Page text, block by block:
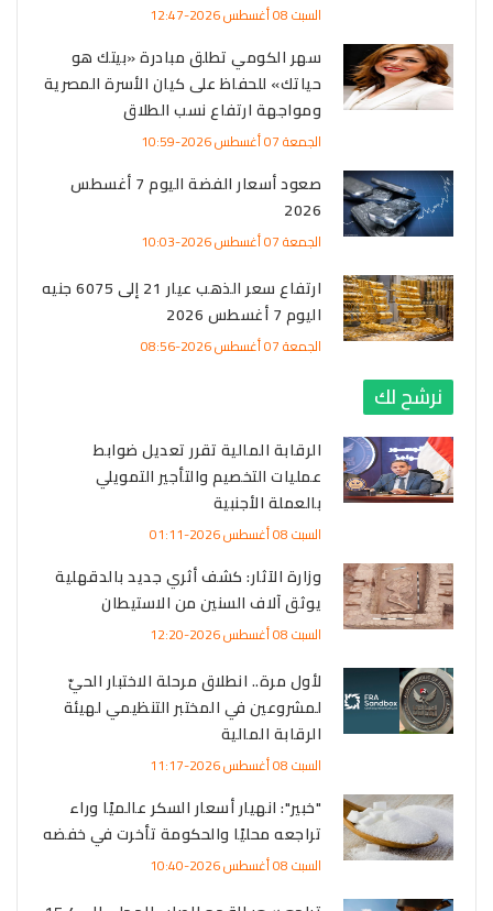
السبت 08 أغسطس 2026-12:47
سهر الكومي تطلق مبادرة «بيتك هو
حياتك» للحفاظ على كيان الأسرة المصرية
ومواجهة ارتفاع نسب الطلاق
الجمعة 07 أغسطس 2026-10:59
صعود أسعار الفضة اليوم 7 أغسطس
2026
الجمعة 07 أغسطس 2026-10:03
ارتفاع سعر الذهب عيار 21 إلى 6075 جنيه
اليوم 7 أغسطس 2026
الجمعة 07 أغسطس 2026-08:56
نرشح لك
الرقابة المالية تقرر تعديل ضوابط
عمليات التخصيم والتأجير التمويلي
بالعملة الأجنبية
السبت 08 أغسطس 2026-01:11
وزارة الآثار: كشف أثري جديد بالدقهلية
يوثق آلاف السنين من الاستيطان
السبت 08 أغسطس 2026-12:20
لأول مرة.. انطلاق مرحلة الاختبار الحيّ
لمشروعين في المختبر التنظيمي لهيئة
الرقابة المالية
السبت 08 أغسطس 2026-11:17
"خبير": انهيار أسعار السكر عالميًا وراء
تراجعه محليًا والحكومة تأخرت في خفضه
السبت 08 أغسطس 2026-10:40